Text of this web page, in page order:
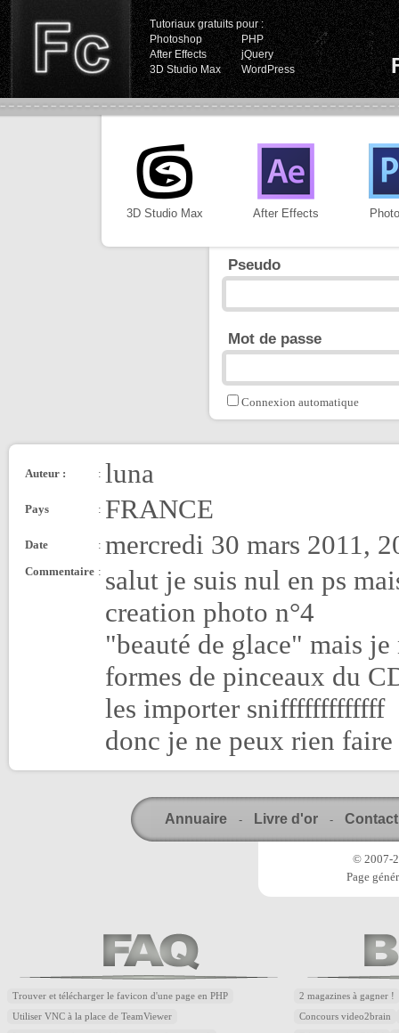
Tutoriaux gratuits pour :
Photoshop
PHP
After Effects
jQuery
3D Studio Max
WordPress
3D Studio Max After Effects
Pseudo
Mot de passe
Connexion automatique
Auteur : : luna
Pays : FRANCE
Date : mercredi 30 mars 2011,
Commentaire : salut je suis nul en ps
creation photo n°4
"beauté de glace" mais
formes de pinceaux du
les importer snifffffffffffff
donc je ne peux rien
Annuaire - Livre d'or - Contact
© 2007-
Page
Trouver et télécharger le favicon d'une page en PHP
Utiliser VNC à la place de TeamViewer
2 magazines à gagner !
Concours video2brain